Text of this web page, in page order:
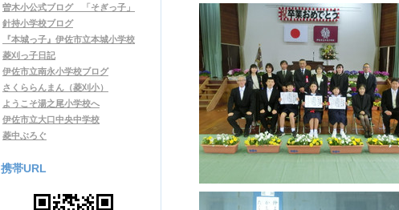
曽木小公式ブログ 「そぎっ子」
針持小学校ブログ
『本城っ子』伊佐市立本城小学校
菱刈っ子日記
伊佐市立南永小学校ブログ
さくららんまん（菱刈小）
ようこそ湯之尾小学校へ
伊佐市立大口中央中学校
菱中ぶろぐ
携帯URL